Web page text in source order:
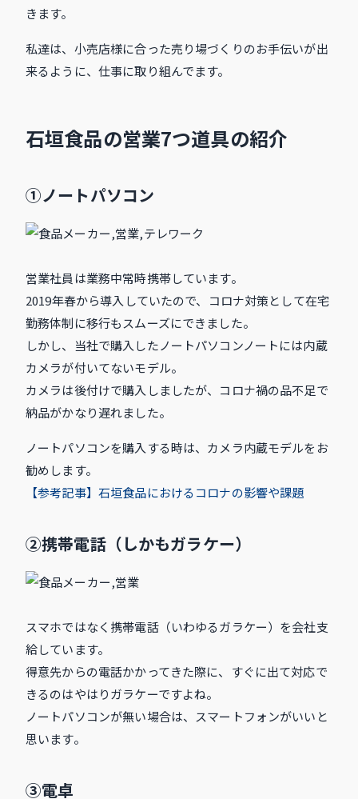
きます。
私達は、小売店様に合った売り場づくりのお手伝いが出
来るように、仕事に取り組んでます。
石垣食品の営業7つ道具の紹介
①ノートパソコン
営業社員は業務中常時携帯しています。
2019年春から導入していたので、コロナ対策として在宅
勤務体制に移行もスムーズにできました。
しかし、当社で購入したノートパソコンノートには内蔵
カメラが付いてないモデル。
カメラは後付けで購入しましたが、コロナ禍の品不足で
納品がかなり遅れました。
ノートパソコンを購入する時は、カメラ内蔵モデルをお
勧めします。
【参考記事】石垣食品におけるコロナの影響や課題
②携帯電話（しかもガラケー）
スマホではなく携帯電話（いわゆるガラケー）を会社支
給しています。
得意先からの電話かかってきた際に、すぐに出て対応で
きるのはやはりガラケーですよね。
ノートパソコンが無い場合は、スマートフォンがいいと
思います。
③電卓